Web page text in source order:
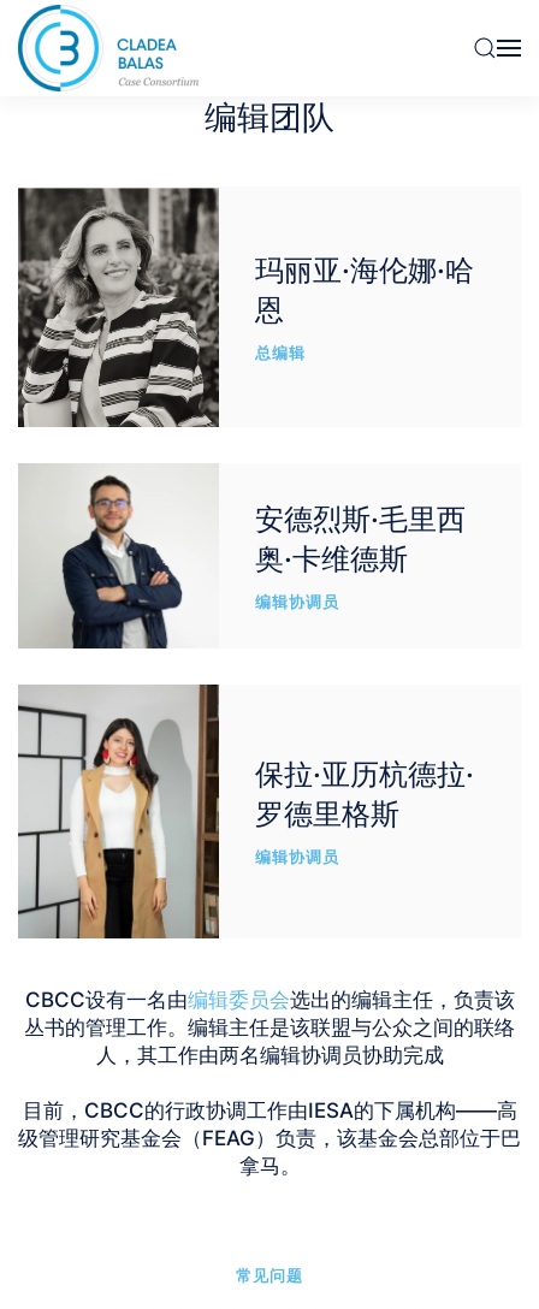
编辑团队
玛丽亚·海伦娜·哈
恩
总编辑
安德烈斯·毛里西
奥·卡维德斯
编辑协调员
保拉·亚历杭德拉·
罗德里格斯
编辑协调员
CBCC设有一名由编辑委员会选出的编辑主任，负责该
丛书的管理工作。编辑主任是该联盟与公众之间的联络
人，其工作由两名编辑协调员协助完成
目前，CBCC的行政协调工作由IESA的下属机构——高
级管理研究基金会（FEAG）负责，该基金会总部位于巴
拿马。
常见问题